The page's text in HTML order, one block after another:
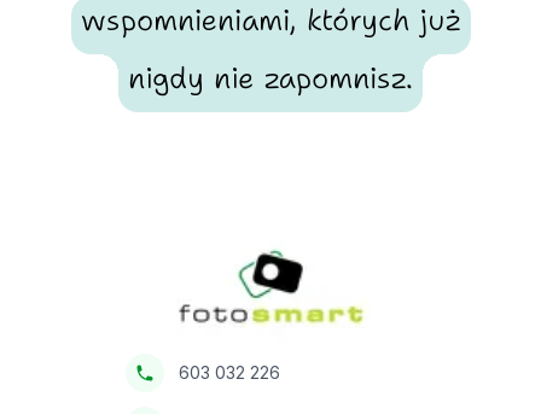
wspomnieniami, których już
nigdy nie zapomnisz.
603 032 226